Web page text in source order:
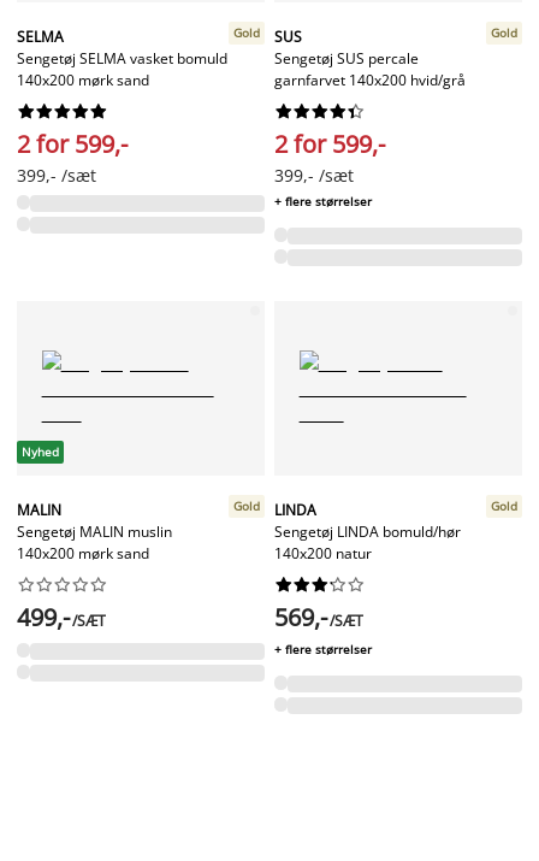
SELMA
Sengetøj SELMA vasket bomuld
140x200 mørk sand
Gold






2 for 599,-
399,- /sæt
SUS
Sengetøj SUS percale
garnfarvet 140x200 hvid/grå
Gold






2 for 599,-
399,- /sæt
+ flere størrelser
Nyhed
MALIN
Sengetøj MALIN muslin
140x200 mørk sand
Gold






499,-/SÆT
LINDA
Sengetøj LINDA bomuld/hør
140x200 natur
Gold






569,-/SÆT
+ flere størrelser